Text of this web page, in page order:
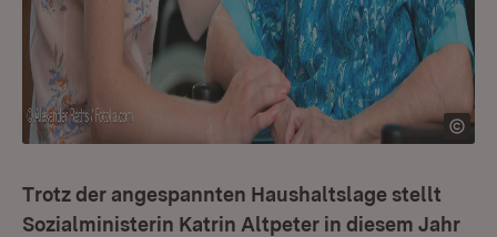
Trotz der angespannten Haushaltslage stellt
Sozialministerin Katrin Altpeter in diesem Jahr